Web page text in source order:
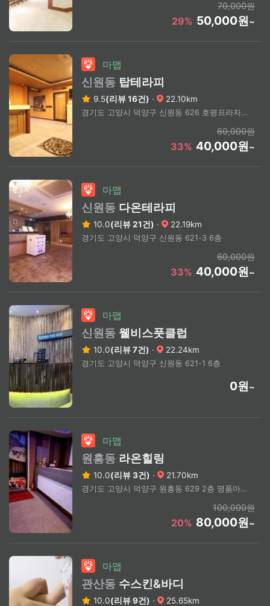
70,000원
29% 50,000원~
마맵
신원동 탑테라피
9.5(리뷰 16건) · 22.10km
경기도 고양시 덕양구 신원동 626 호평프라자 4층
60,000원
33% 40,000원~
마맵
신원동 다온테라피
10.0(리뷰 21건) · 22.19km
경기도 고양시 덕양구 신원동 621-3 6층
60,000원
33% 40,000원~
마맵
신원동 웰비스풋클럽
10.0(리뷰 7건) · 22.24km
경기도 고양시 덕양구 신원동 621-1 6층
0원~
마맵
원흥동 라온힐링
10.0(리뷰 3건) · 21.70km
경기도 고양시 덕양구 원흥동 629 2층 명품마사지
100,000원
20% 80,000원~
마맵
관산동 수스킨&바디
10.0(리뷰 9건) · 25.65km